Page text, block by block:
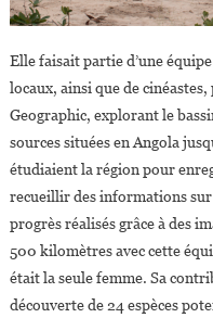
Elle faisait partie d’une
locaux, ainsi que de
Geographic, explorant le
sources situées en Angola
étudiaient la région pour
recueillir des informations sur
progrès réalisés grâce à des
500 kilomètres avec cette
était la seule femme. Sa
découverte de 24 espèces